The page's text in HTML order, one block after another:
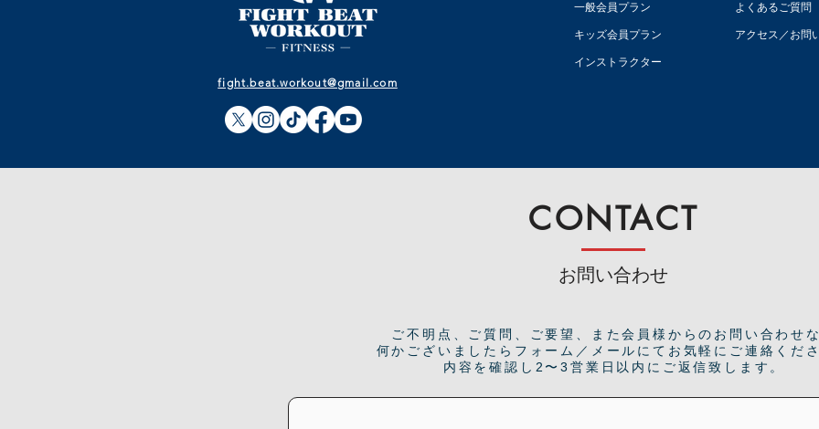
一般会員プラン
キッズ会員プラン
インストラクター
よくあるご質問
アクセス／お問
fight.beat.workout@gmail.com
CONTACT
お問い合わせ
ご不明点、ご質問、ご要望、また会員様からのお問い合わせ
何かございましたらフォーム／メールにてお気軽にご連絡くだ
内容を確認し2〜3営業日以内にご返信致します。